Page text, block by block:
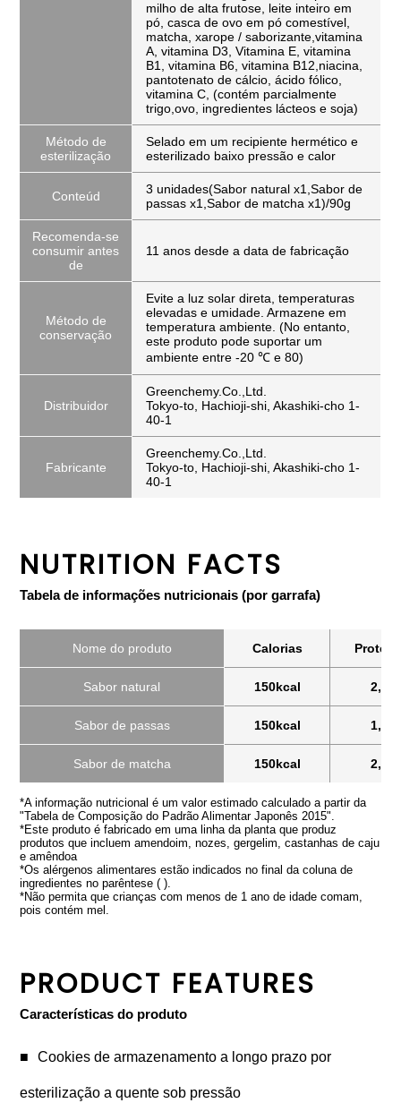
milho de alta frutose, leite inteiro em
pó, casca de ovo em pó comestível,
matcha, xarope / saborizante,vitamina
A, vitamina D3, Vitamina E, vitamina
B1, vitamina B6, vitamina B12,niacina,
pantotenato de cálcio, ácido fólico,
vitamina C, (contém parcialmente
trigo,ovo, ingredientes lácteos e soja)
Método de
esterilização
Selado em um recipiente hermético e
esterilizado baixo pressão e calor
Conteúd
3 unidades(Sabor natural x1,Sabor de
passas x1,Sabor de matcha x1)/90g
Recomenda-se
consumir antes
de
11 anos desde a data de fabricação
Método de
conservação
Evite a luz solar direta, temperaturas
elevadas e umidade. Armazene em
temperatura ambiente. (No entanto,
este produto pode suportar um
ambiente entre -20 ℃ e 80)
Distribuidor
Greenchemy.Co.,Ltd.
Tokyo-to, Hachioji-shi, Akashiki-cho 1-
40-1
Fabricante
Greenchemy.Co.,Ltd.
Tokyo-to, Hachioji-shi, Akashiki-cho 1-
40-1
NUTRITION FACTS
Tabela de informações nutricionais (por garrafa)
Nome do produto Calorias
Sabor natural 150kcal 2,0g
Sabor de passas 150kcal 1,7g
Sabor de matcha 150kcal 2,0g
*A informação nutricional é um valor estimado calculado a partir da
"Tabela de Composição do Padrão Alimentar Japonês 2015".
*Este produto é fabricado em uma linha da planta que produz
produtos que incluem amendoim, nozes, gergelim, castanhas de caju
e amêndoa
*Os alérgenos alimentares estão indicados no final da coluna de
ingredientes no parêntese ( ).
*Não permita que crianças com menos de 1 ano de idade comam,
pois contém mel.
PRODUCT FEATURES
Características do produto
Cookies de armazenamento a longo prazo por
esterilização a quente sob pressão